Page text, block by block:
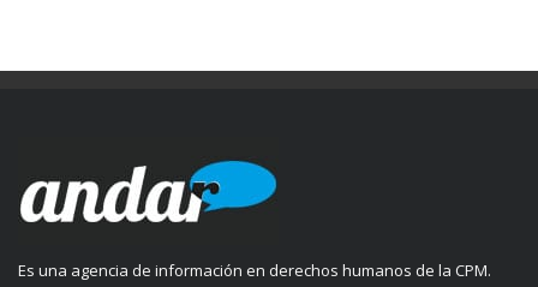
Es una agencia de información en derechos humanos de la CPM.